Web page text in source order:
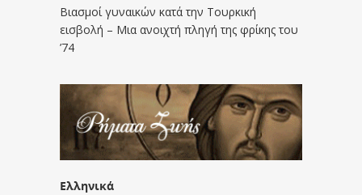
Βιασμοί γυναικών κατά την Τουρκική
εισβολή – Μια ανοιχτή πληγή της φρίκης του
’74
Ελληνικά